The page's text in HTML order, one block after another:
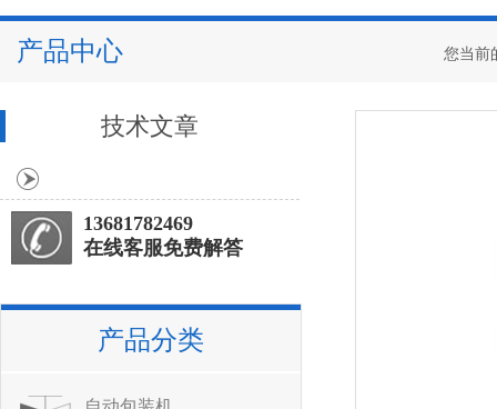
产品中心 您当前
技术文章
13681782469
在线客服免费解答
产品分类